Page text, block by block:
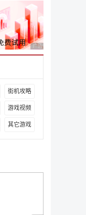
广告 商业广告，理性
街机攻略
游戏视频
其它游戏